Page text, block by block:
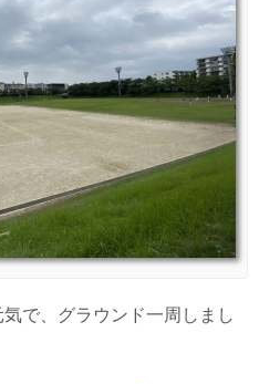
で、グラウンド一周しまし